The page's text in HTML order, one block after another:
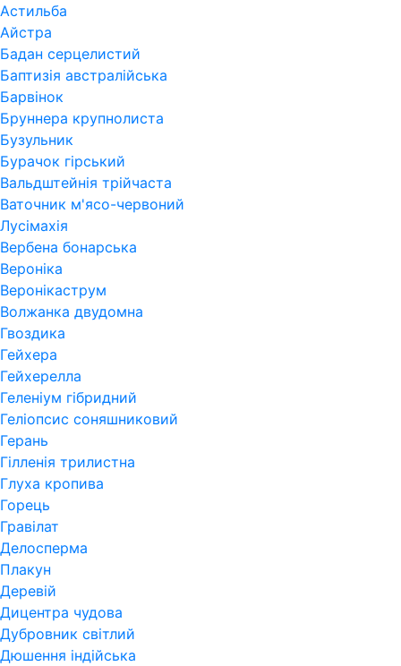
Астильба
Айстра
Бадан серцелистий
Баптизія австралійська
Барвінок
Бруннера крупнолиста
Бузульник
Бурачок гірський
Вальдштейнія трійчаста
Ваточник м'ясо-червоний
Лусімахія
Вербена бонарська
Вероніка
Веронікаструм
Волжанка двудомна
Гвоздика
Гейхера
Гейхерелла
Геленіум гібридний
Геліопсис соняшниковий
Герань
Гiлленiя трилистна
Глуха кропива
Горець
Гравілат
Делосперма
Плакун
Деревій
Дицентра чудова
Дубровник світлий
Дюшення індійська